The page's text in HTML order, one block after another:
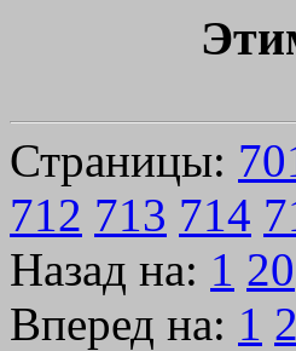
Страницы:
712 713 714
Назад на: 1 20
Вперед на: 1